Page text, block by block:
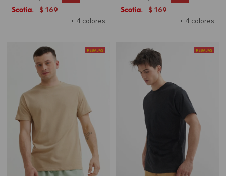
+ 4 colores
$ 169
+ 4 colores
$ 169